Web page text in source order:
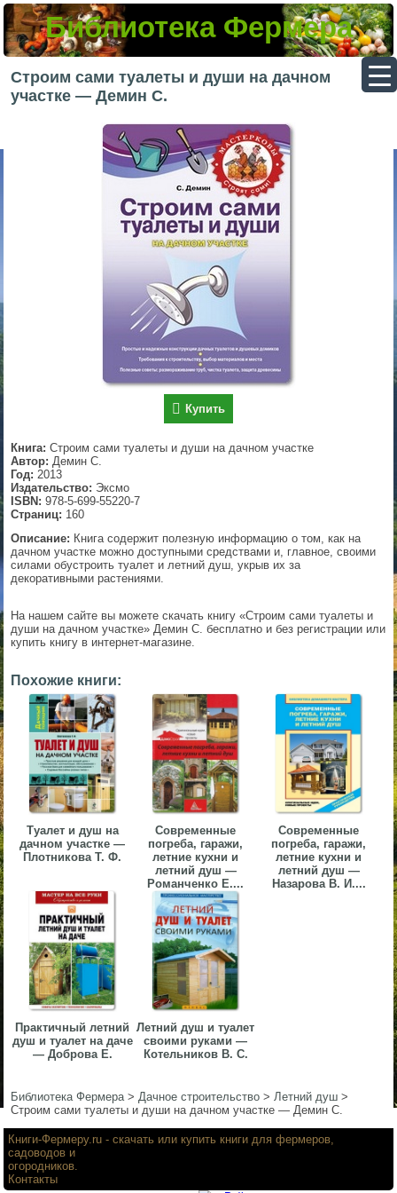
Библиотека Фермера
Строим сами туалеты и души на дачном
участке — Демин С.
Купить
Книга: Строим сами туалеты и души на дачном участке
Автор: Демин С.
Год: 2013
Издательство: Эксмо
ISBN: 978-5-699-55220-7
Страниц: 160
Описание: Книга содержит полезную информацию о том, как на
дачном участке можно доступными средствами и, главное, своими
силами обустроить туалет и летний душ, укрыв их за
декоративными растениями.
На нашем сайте вы можете скачать книгу «Строим сами туалеты и
души на дачном участке» Демин С. бесплатно и без регистрации или
купить книгу в интернет-магазине.
Похожие книги:
Туалет и душ на
дачном участке —
Плотникова Т. Ф.
Современные
погреба, гаражи,
летние кухни и
летний душ —
Романченко Е....
Современные
погреба, гаражи,
летние кухни и
летний душ —
Назарова В. И....
Практичный летний
душ и туалет на даче
— Доброва Е.
Летний душ и туалет
своими руками —
Котельников В. С.
Библиотека Фермера>Дачное строительство >Летний душ >
Строим сами туалеты и души на дачном участке — Демин С.
▼
▼
▼
▼
▼
▼
▼
Книги-Фермеру.ru - скачать или купить книги для фермеров,
садоводов и
огородников.
Контакты